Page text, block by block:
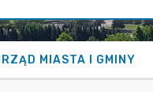
MIASTA I GMINY